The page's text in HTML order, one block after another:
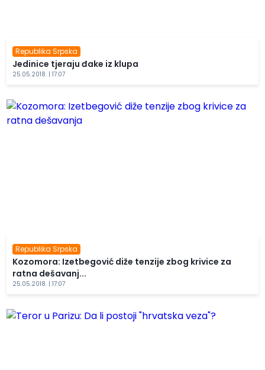
Republika Srpska
Jedinice tjeraju đake iz klupa
25.05.2018. | 17:07
Republika Srpska
Kozomora: Izetbegović diže tenzije zbog krivice za
ratna dešavanj...
25.05.2018. | 17:07